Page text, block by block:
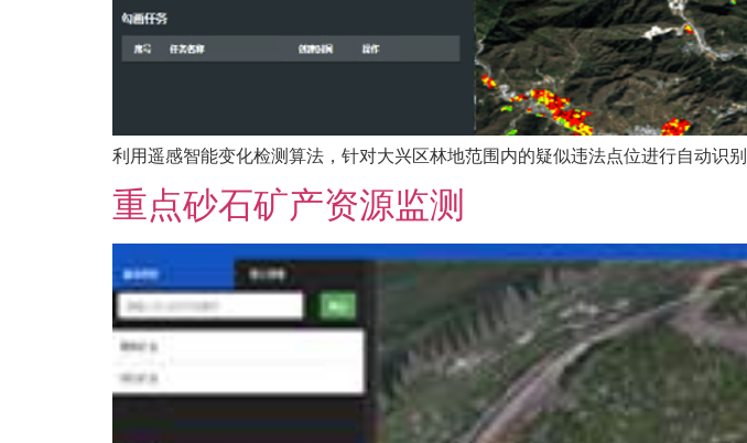
利用遥感智能变化检测算法，针对大兴区林地范围内的疑似违法点位进行自动识
重点砂石矿产资源监测